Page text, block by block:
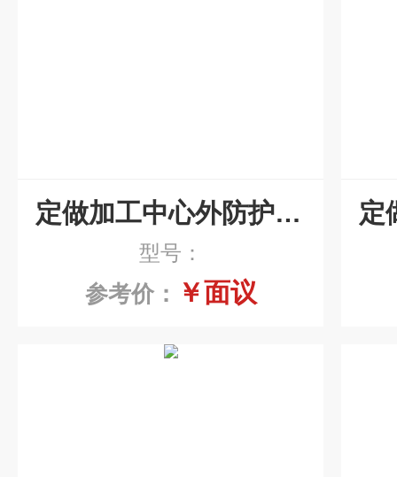
定做加工中心外防护定制
型号：
参考价： ￥面议